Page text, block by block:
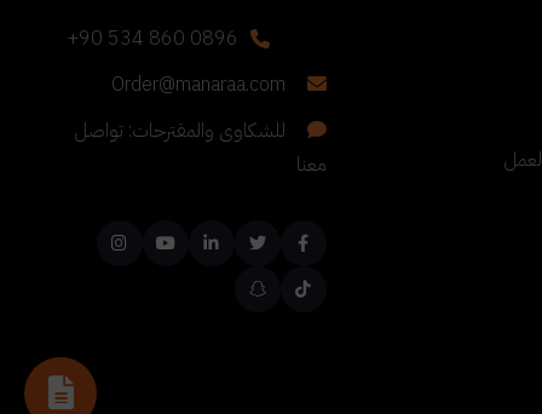
+90 534 860 0896
Order@manaraa.com
للشكاوى والمقترحات: تواصل
معنا